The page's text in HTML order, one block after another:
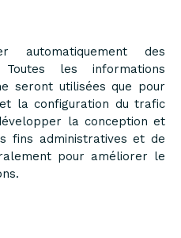
des
Toutes les informations
seront utilisées que pour
la configuration du trafic
la conception et
fins administratives et de
pour améliorer le